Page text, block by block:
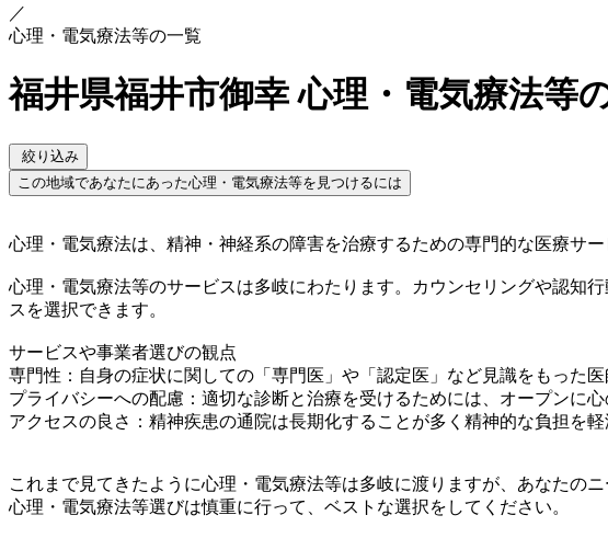
／
心理・電気療法等の一覧
福井県福井市御幸 心理・電気療法等
絞り込み
この地域であなたにあった心理・電気療法等を見つけるには
心理・電気療法は、精神・神経系の障害を治療するための専門的な医療サ
心理・電気療法等のサービスは多岐にわたります。カウンセリングや認知
スを選択できます。
サービスや事業者選びの観点
専門性：自身の症状に関しての「専門医」や「認定医」など見識をもった
プライバシーへの配慮：適切な診断と治療を受けるためには、オープンに
アクセスの良さ：精神疾患の通院は長期化することが多く精神的な負担を
これまで見てきたように心理・電気療法等は多岐に渡りますが、あなたの
心理・電気療法等選びは慎重に行って、ベストな選択をしてください。